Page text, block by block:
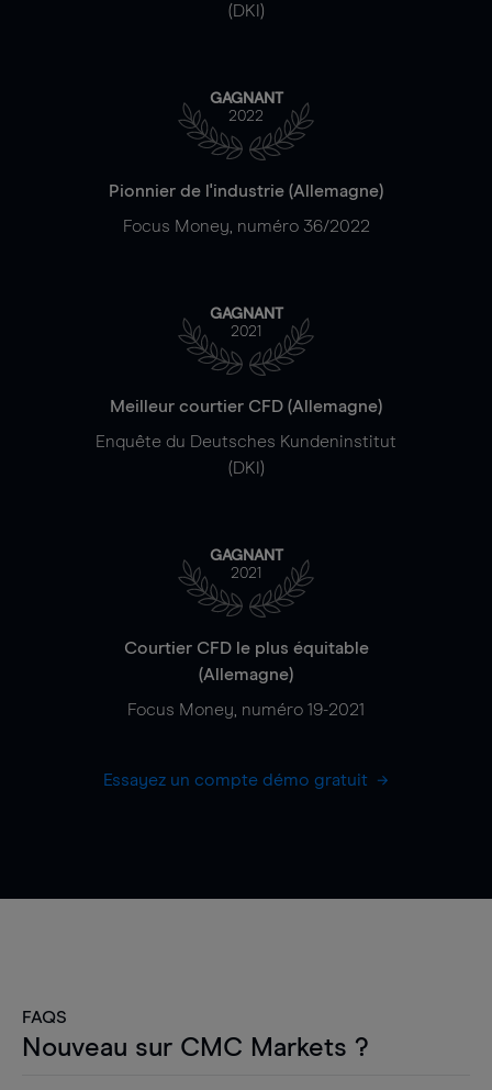
(DKI)
GAGNANT
2022
Pionnier de l'industrie (Allemagne)
Focus Money, numéro 36/2022
GAGNANT
2021
Meilleur courtier CFD (Allemagne)
Enquête du Deutsches Kundeninstitut
(DKI)
GAGNANT
2021
Courtier CFD le plus équitable
(Allemagne)
Focus Money, numéro 19-2021
Essayez un compte démo gratuit
FAQS
Nouveau sur CMC Markets ?